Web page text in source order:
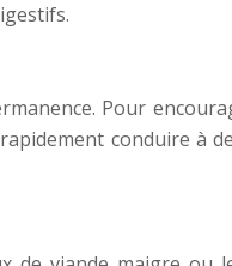
Pour
conduire à